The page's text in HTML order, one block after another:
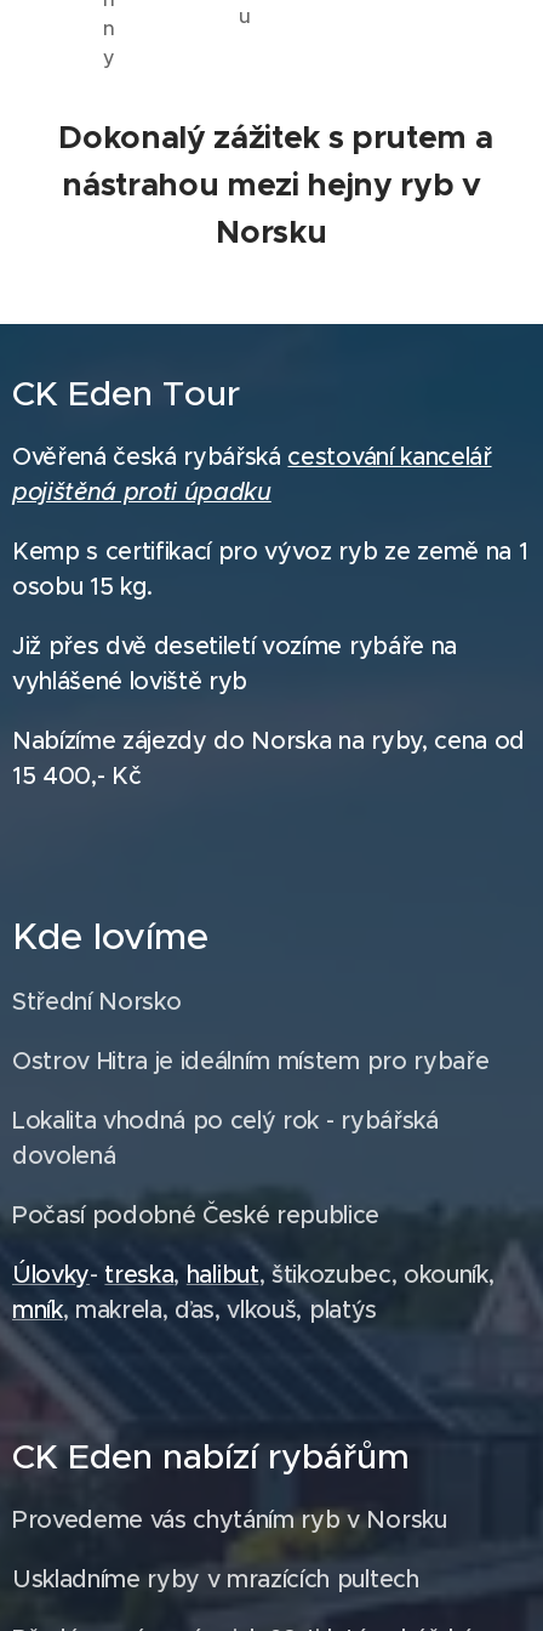
n
y
u
Dokonalý zážitek s prutem a
nástrahou mezi hejny ryb v
Norsku
CK Eden Tour
Ověřená česká rybářská cestování kancelář
pojištěná proti úpadku
Kemp s certifikací pro vývoz ryb ze země na 1
osobu 15 kg.
Již přes dvě desetiletí vozíme rybáře na
vyhlášené loviště ryb
Nabízíme zájezdy do Norska na ryby, cena od
15 400,- Kč
Kde lovíme
Střední Norsko
Ostrov Hitra je ideálním místem pro rybaře
Lokalita vhodná po celý rok - rybářská
dovolená
Počasí podobné České republice
Úlovky- treska, halibut, štikozubec, okouník,
mník, makrela, ďas, vlkouš, platýs
CK Eden nabízí rybářům
Provedeme vás chytáním ryb v Norsku
Uskladníme ryby v mrazících pultech